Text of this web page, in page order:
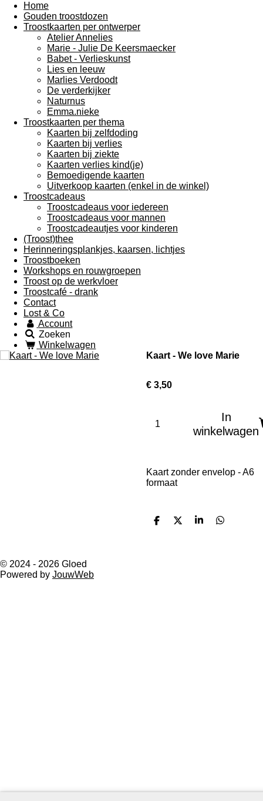
Home
Gouden troostdozen
Troostkaarten per ontwerper
Atelier Annelies
Marie - Julie De Keersmaecker
Babet - Verlieskunst
Lies en leeuw
Marlies Verdoodt
De verderkijker
Naturnus
Emma.nieke
Troostkaarten per thema
Kaarten bij zelfdoding
Kaarten bij verlies
Kaarten bij ziekte
Kaarten verlies kind(je)
Bemoedigende kaarten
Uitverkoop kaarten (enkel in de winkel)
Troostcadeaus
Troostcadeaus voor iedereen
Troostcadeaus voor mannen
Troostcadeautjes voor kinderen
(Troost)thee
Herinneringsplankjes, kaarsen, lichtjes
Troostboeken
Workshops en rouwgroepen
Troost op de werkvloer
Troostcafé - drank
Contact
Lost & Co
Account
Zoeken
Winkelwagen
Kaart - We love Marie
€ 3,50
In
winkelwagen
Kaart zonder envelop - A6
formaat
D
D
S
D
© 2024 - 2026 Gloed
Powered by JouwWeb